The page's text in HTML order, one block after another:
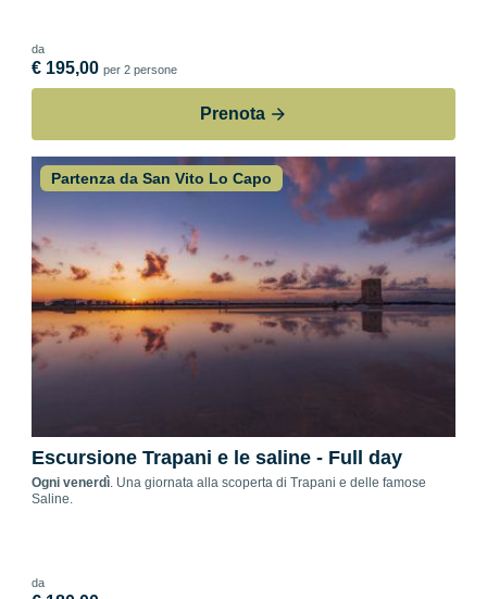
da
€ 195,00 per 2 persone
Prenota
Partenza da San Vito Lo Capo
Escursione Trapani e le saline - Full day
Ogni venerdì. Una giornata alla scoperta di Trapani e delle famose
Saline.
da